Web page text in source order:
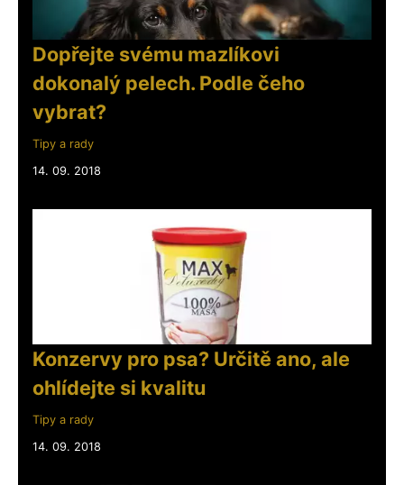
Dopřejte svému mazlíkovi
dokonalý pelech. Podle čeho
vybrat?
Tipy a rady
14. 09. 2018
Konzervy pro psa? Určitě ano, ale
ohlídejte si kvalitu
Tipy a rady
14. 09. 2018